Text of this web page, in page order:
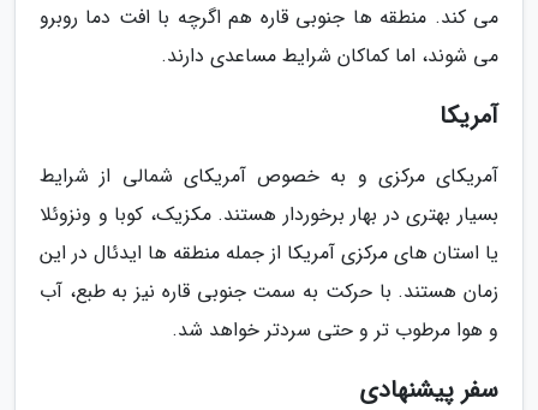
می کند. منطقه ها جنوبی قاره هم اگرچه با افت دما روبرو
می شوند، اما کماکان شرایط مساعدی دارند.
آمریکا
آمریکای مرکزی و به خصوص آمریکای شمالی از شرایط
بسیار بهتری در بهار برخوردار هستند. مکزیک، کوبا و ونزوئلا
یا استان های مرکزی آمریکا از جمله منطقه ها ایدئال در این
زمان هستند. با حرکت به سمت جنوبی قاره نیز به طبع، آب
و هوا مرطوب تر و حتی سردتر خواهد شد.
سفر پیشنهادی